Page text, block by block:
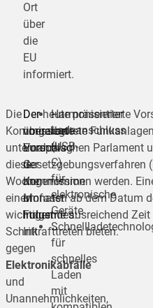
Ort
über
die
EU
informiert.
Die
Kommission
unternahm
diese
Woche
einen
wichtigen
Schritt
gegen
Elektronikabfälle
und
Unannehmlichkeiten,
Der
vorgelegte
Vorschlag
der
Kommission
umfasst
Folgendes:
Harmonisierter
Ladeanschluss
(USB-
C)
für
elektronische
Geräte
für
schnelles
Laden
mit
Der heute präsentierte
überarbeitete
Europäischen Parlament
Gesetzgebungsverfahren
angenommen werden.
Monaten ab dem Datum
Industrie ausreichend
Inkrafttreten bieten.